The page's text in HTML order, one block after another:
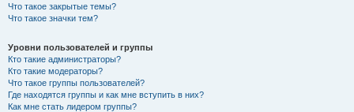
Что такое закрытые темы?
Что такое значки тем?
Уровни пользователей и группы
Кто такие администраторы?
Кто такие модераторы?
Что такое группы пользователей?
Где находятся группы и как мне вступить в них?
Как мне стать лидером группы?